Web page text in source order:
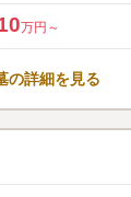
できます。
万円～
の詳細を見る